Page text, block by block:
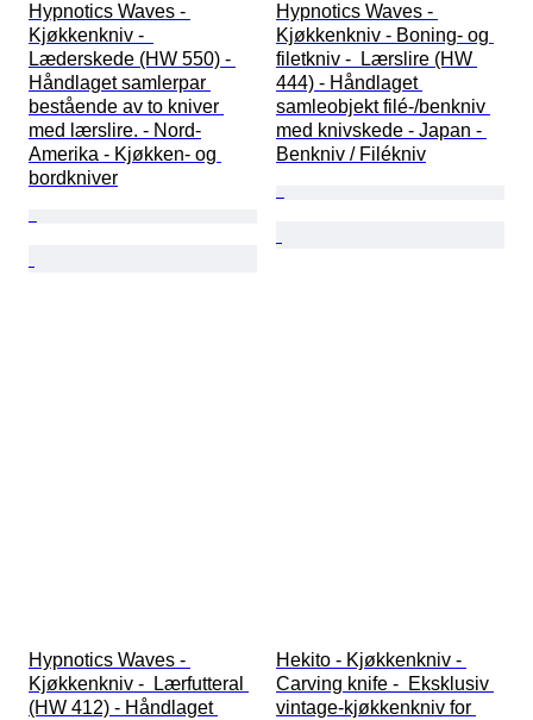
Hypnotics Waves -
Kjøkkenkniv -
Læderskede (HW 550) -
Håndlaget samlerpar
bestående av to kniver
med lærslire. - Nord-
Amerika - Kjøkken- og
bordkniver
Hypnotics Waves -
Kjøkkenkniv - Boning- og
filetkniv -  Lærslire (HW
444) - Håndlaget
samleobjekt filé-/benkniv
med knivskede - Japan -
Benkniv / Filékniv
Hypnotics Waves -
Kjøkkenkniv -  Lærfutteral
(HW 412) - Håndlaget
Hekito - Kjøkkenkniv -
Carving knife -  Eksklusiv
vintage-kjøkkenkniv for